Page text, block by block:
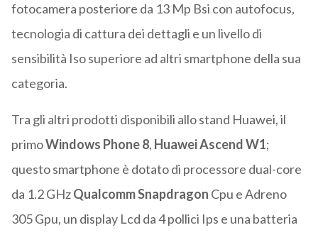
fotocamera posteriore da 13 Mp Bsi con autofocus,
tecnologia di cattura dei dettagli e un livello di
sensibilità Iso superiore ad altri smartphone della sua
categoria.
Tra gli altri prodotti disponibili allo stand Huawei, il
primoWindows Phone 8, Huawei Ascend W1;
questo smartphone è dotato di processore dual-core
da 1.2 GHzQualcomm Snapdragon Cpu e Adreno
305 Gpu, un display Lcd da 4 pollici Ips e una batteria